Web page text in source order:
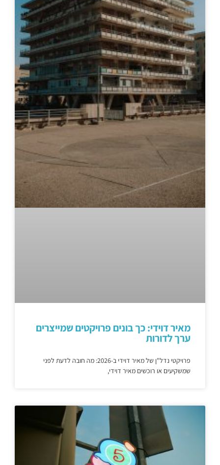
מאיר דוידי: כך בונים פרויקטים שמייצרים
ערך לדורות
פרויקטי נדל"ן של מאיר דוידי ב-2026: מה חובה לדעת לפני
שמשקיעים או רוכשים מאיר דוידי,